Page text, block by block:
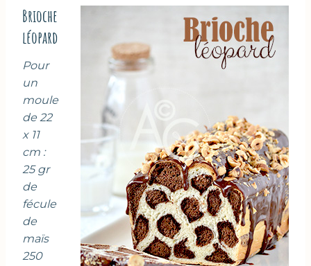
Brioche
léopard
Pour
un
moule
de 22
x 11
cm :
25 gr
de
fécule
de
maïs
250